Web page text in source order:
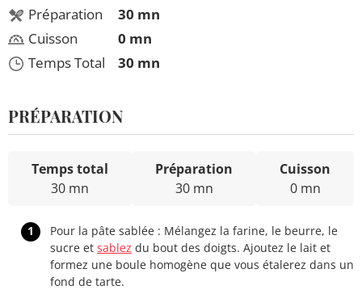
Préparation
Cuisson
Temps Total
30 mn
0 mn
30 mn
PRÉPARATION
Temps total
30 mn
Préparation
30 mn
Cuisson
0 mn
1
Pour la pâte sablée : Mélangez la farine, le beurre, le
sucre et sablez du bout des doigts. Ajoutez le lait et
formez une boule homogène que vous étalerez dans un
fond de tarte.